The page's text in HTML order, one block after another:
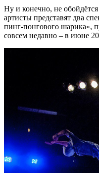
Ну и конечно, не
артисты представят два
пинг-понгового шарика»,
совсем недавно – в июне